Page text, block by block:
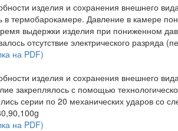
изделия и сохранения внешнего
термобарокамере. Давление в камере
выдержки изделия при пониженном
отсутствие электрического
на PDF)
изделия и сохранения внешнего
закреплялось с помощью
серии по 20 механических ударов со
на PDF)